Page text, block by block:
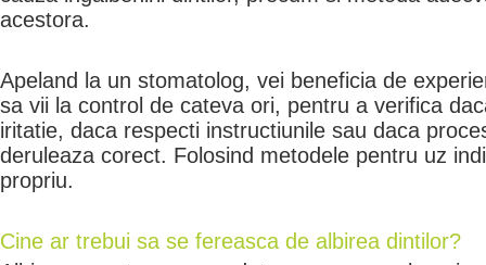
acestora.
Apeland la un stomatolog, vei beneficia de
sa vii la control de cateva ori, pentru a verifica
iritatie, daca respecti instructiunile sau daca
deruleaza corect. Folosind metodele pentru uz
propriu.
Cine ar trebui sa se fereasca de albirea dintilor?